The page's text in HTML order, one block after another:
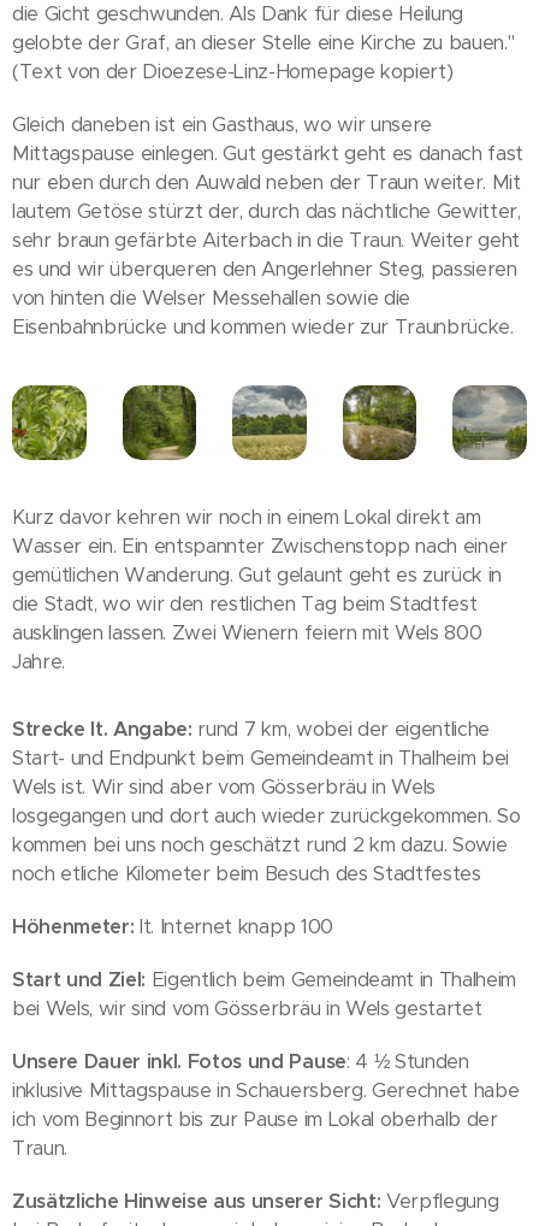
die Gicht geschwunden. Als Dank für diese Heilung
gelobte der Graf, an dieser Stelle eine Kirche zu bauen."
(Text von der Dioezese-Linz-Homepage kopiert)
Gleich daneben ist ein Gasthaus, wo wir unsere
Mittagspause einlegen. Gut gestärkt geht es danach fast
nur eben durch den Auwald neben der Traun weiter. Mit
lautem Getöse stürzt der, durch das nächtliche Gewitter,
sehr braun gefärbte Aiterbach in die Traun. Weiter geht
es und wir überqueren den Angerlehner Steg, passieren
von hinten die Welser Messehallen sowie die
Eisenbahnbrücke und kommen wieder zur Traunbrücke.
Kurz davor kehren wir noch in einem Lokal direkt am
Wasser ein. Ein entspannter Zwischenstopp nach einer
gemütlichen Wanderung. Gut gelaunt geht es zurück in
die Stadt, wo wir den restlichen Tag beim Stadtfest
ausklingen lassen. Zwei Wienern feiern mit Wels 800
Jahre.
Strecke lt. Angabe: rund 7 km, wobei der eigentliche
Start- und Endpunkt beim Gemeindeamt in Thalheim bei
Wels ist. Wir sind aber vom Gösserbräu in Wels
losgegangen und dort auch wieder zurückgekommen. So
kommen bei uns noch geschätzt rund 2 km dazu. Sowie
noch etliche Kilometer beim Besuch des Stadtfestes
Höhenmeter: lt. Internet knapp 100
Start und Ziel: Eigentlich beim Gemeindeamt in Thalheim
bei Wels, wir sind vom Gösserbräu in Wels gestartet
Unsere Dauer inkl. Fotos und Pause: 4 ½ Stunden
inklusive Mittagspause in Schauersberg. Gerechnet habe
ich vom Beginnort bis zur Pause im Lokal oberhalb der
Traun.
Zusätzliche Hinweise aus unserer Sicht: Verpflegung